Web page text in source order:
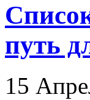
путь
15